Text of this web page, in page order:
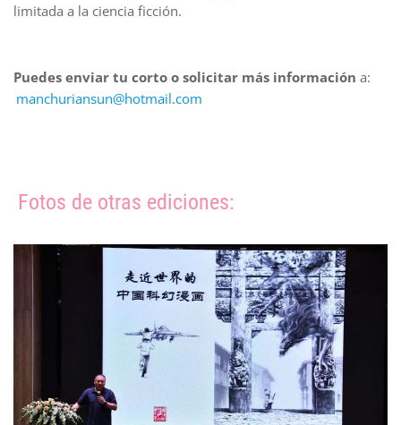
limitada a la ciencia ficción.
Puedes enviar tu corto o solicitar más información a:
manchuriansun@hotmail.com
Fotos de otras ediciones: